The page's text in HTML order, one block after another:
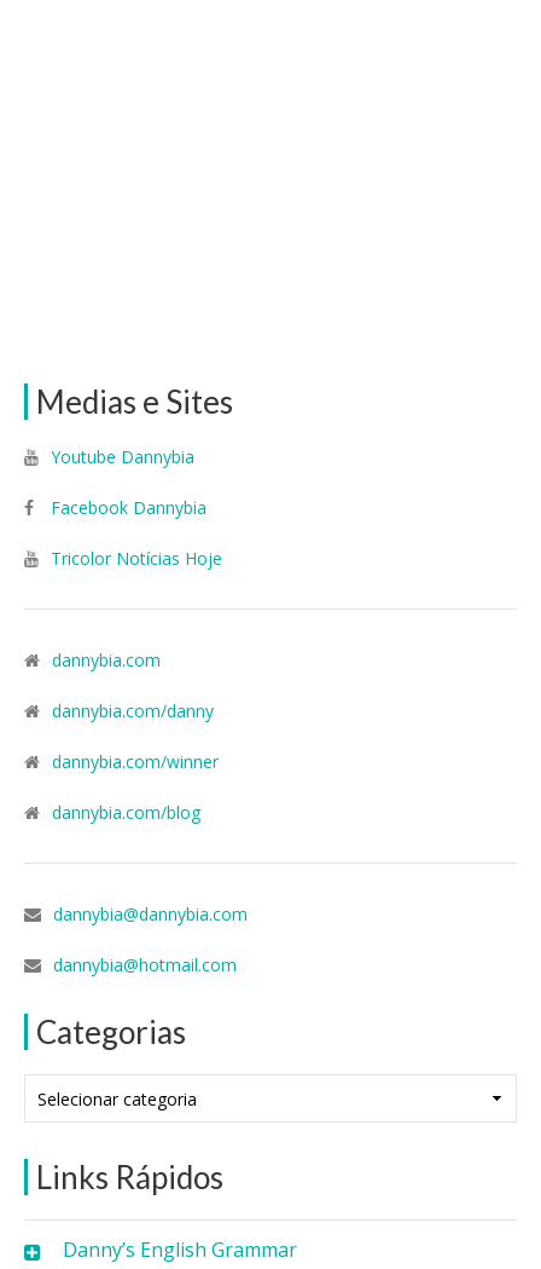
Medias e Sites
Youtube Dannybia
Facebook Dannybia
Tricolor Notícias Hoje
dannybia.com
dannybia.com/danny
dannybia.com/winner
dannybia.com/blog
dannybia@dannybia.com
dannybia@hotmail.com
Categorias
Links Rápidos
Danny’s English Grammar